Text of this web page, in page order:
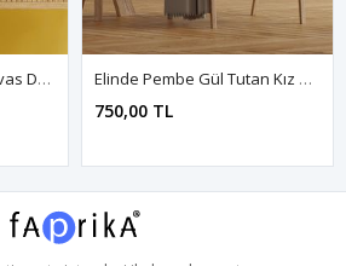
Pembe Ojeli Kadın Kanvas Duvar Tablo 3322767 Elinde Pembe Gül Tutan Kız Kanvas Duvar Tablo 3322752
750,00 TL